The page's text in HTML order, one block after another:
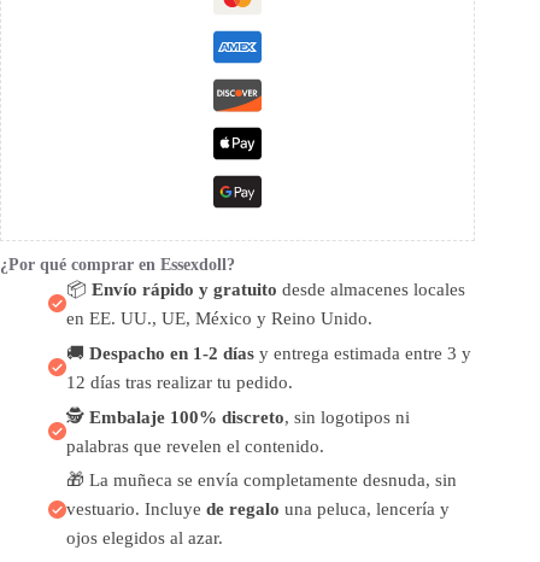
¿Por qué comprar en Essexdoll?
📦 Envío rápido y gratuito desde almacenes locales
en EE. UU., UE, México y Reino Unido.
🚚 Despacho en 1-2 días y entrega estimada entre 3 y
12 días tras realizar tu pedido.
🕵️ Embalaje 100% discreto, sin logotipos ni
palabras que revelen el contenido.
🎁 La muñeca se envía completamente desnuda, sin
vestuario. Incluye de regalo una peluca, lencería y
ojos elegidos al azar.